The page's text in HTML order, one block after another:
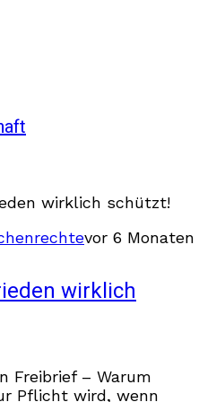
vor 6 Monaten
wirklich